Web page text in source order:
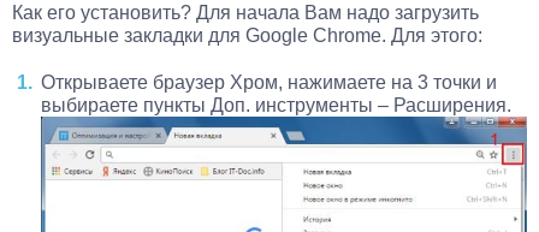
Как его установить? Для начала Вам надо загрузить
визуальные закладки для Google Chrome. Для этого:
Открываете браузер Хром, нажимаете на 3 точки и
выбираете пункты Доп. инструменты – Расширения.